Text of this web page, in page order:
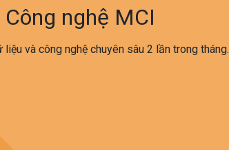
nghệ MCI
và công nghệ chuyên sâu 2 lần trong tháng.